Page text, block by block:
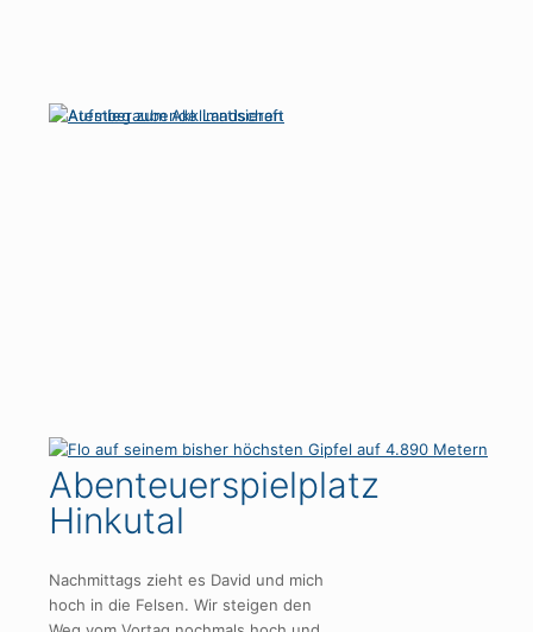
Abenteuerspielplatz
Hinkutal
Nachmittags zieht es David und mich
hoch in die Felsen. Wir steigen den